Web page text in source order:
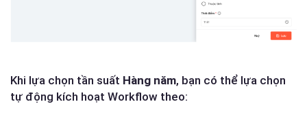
Khi lựa chọn tần suất Hàng năm, bạn có thể lựa chọn
tự động kích hoạt Workflow theo: